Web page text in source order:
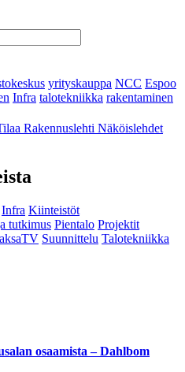
yrityskauppa NCC Espoo
Infra talotekniikka rakentaminen
Rakennuslehti Näköislehdet
Infra Kiinteistöt
tutkimus Pientalo Projektit
Suunnittelu Talotekniikka
osaamista – Dahlbom